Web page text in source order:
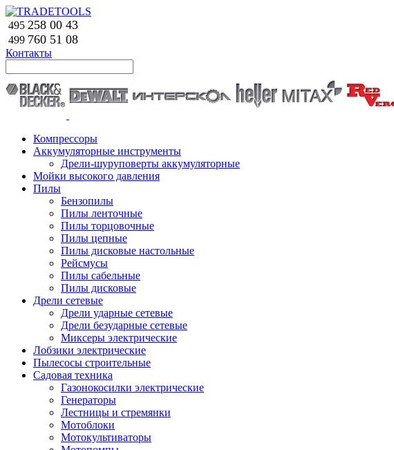
495 258 00 43
499 760 51 08
Контакты
Компрессоры
Аккумуляторные инструменты
Дрели-шуруповерты аккумуляторные
Мойки высокого давления
Пилы
Бензопилы
Пилы ленточные
Пилы торцовочные
Пилы цепные
Пилы дисковые настольные
Рейсмусы
Пилы сабельные
Пилы дисковые
Дрели сетевые
Дрели ударные сетевые
Дрели безударные сетевые
Миксеры электрические
Лобзики электрические
Пылесосы строительные
Садовая техника
Газонокосилки электрические
Генераторы
Лестницы и стремянки
Мотоблоки
Мотокультиваторы